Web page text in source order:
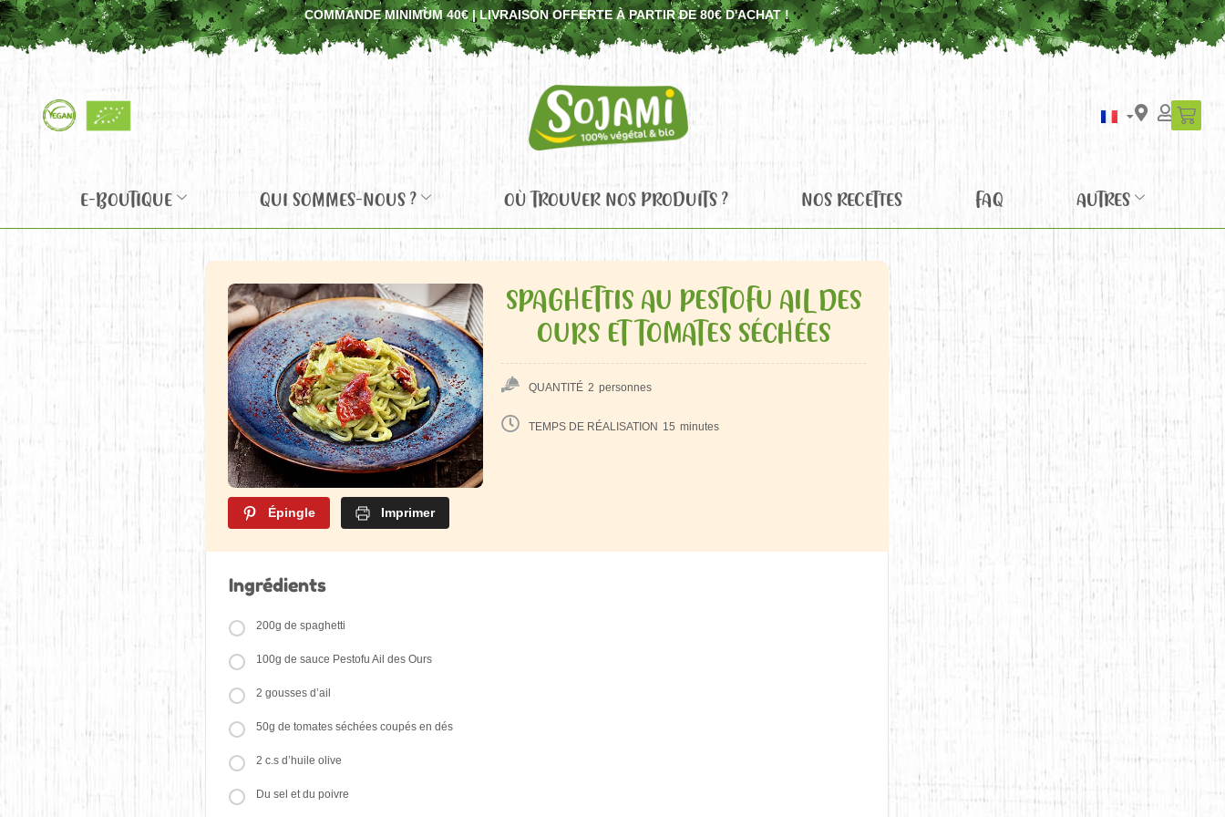
COMMANDE MINIMUM 40€ | LIVRAISON OFFERTE À PARTIR DE 80€ D'ACHAT !
E-BOUTIQUE QUI SOMMES-NOUS ? OÙ TROUVER NOS PRODUITS ? NOS RECETTES FAQ AUTRES
Épingle Imprimer
SPAGHETTIS AU PESTOFU AIL DES
OURS ET TOMATES SÉCHÉES
QUANTITÉ 2 personnes
TEMPS DE RÉALISATION 15 minutes
Ingrédients
200g de spaghetti
100g de sauce Pestofu Ail des Ours
2 gousses d’ail
50g de tomates séchées coupés en dés
2 c.s d’huile olive
Du sel et du poivre